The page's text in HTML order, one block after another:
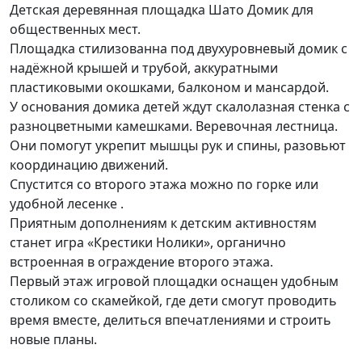
Детская деревянная площадка Шато Домик для
общественных мест.
Площадка стилизованна под двухуровневый домик с
надёжной крышей и трубой, аккуратными
пластиковыми окошками, балконом и мансардой.
У основания домика детей ждут скалолазная стенка с
разноцветными камешками. Веревочная лестница.
Они помогут укрепит мышцы рук и спины, разовьют
координацию движений.
Спустится со второго этажа можно по горке или
удобной лесенке .
Приятным дополнениям к детским активностям
станет игра «Крестики Нолики», органично
встроенная в ограждение второго этажа.
Первый этаж игровой площадки оснащен удобным
столиком со скамейкой, где дети смогут проводить
время вместе, делиться впечатлениями и строить
новые планы.